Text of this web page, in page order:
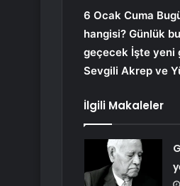
6 Ocak Cuma
hangisi? Günlük
geçecek İşte yeni
Sevgili Akrep ve
İlgili Makaleler